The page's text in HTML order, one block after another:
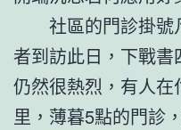
社區的門診掛
者到訪此日，下戰
仍然很熱烈，有人在
里，薄暮5點的門診